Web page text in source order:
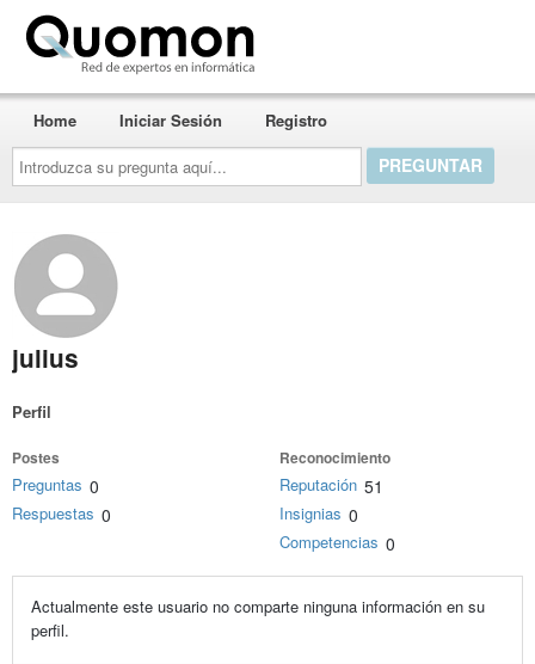
Introduzca
su
pregunta
aquí...
Home Iniciar Sesión Registro
julius
Perfil
Postes
Preguntas 0
Respuestas 0
Reconocimiento
Reputación 51
Insignias 0
Competencias 0
Actualmente este usuario no comparte ninguna información en su
perfil.